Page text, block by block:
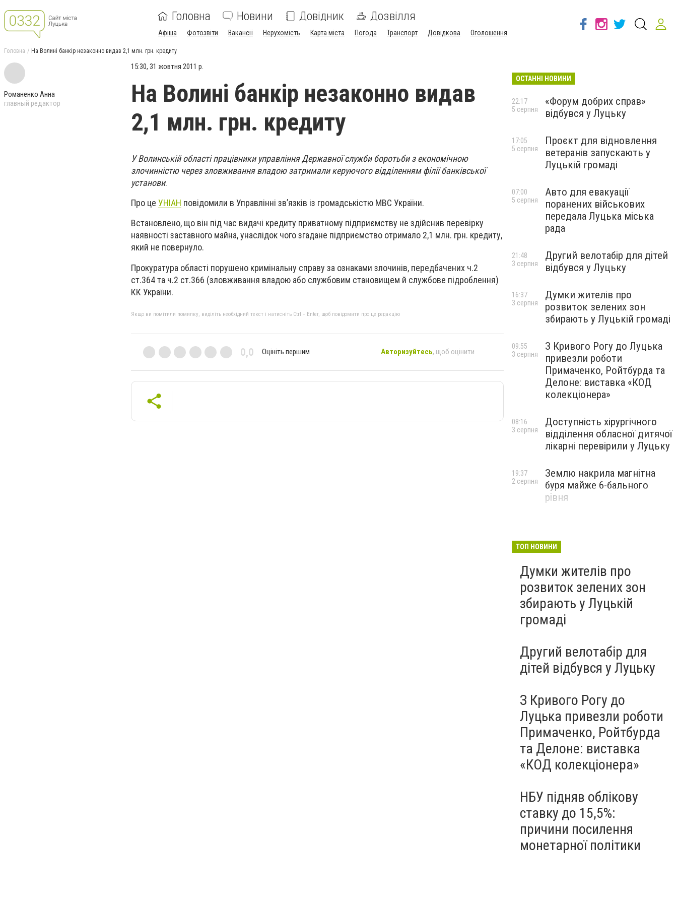
Головна Новини Довідник Дозвілля
Афіша Фотозвіти Вакансії Нерухомість Карта міста Погода Транспорт Довідкова Оголошення
Головна На Волині банкір незаконно видав 2,1 млн. грн. кредиту
Романенко Анна
главный редактор
15:30, 31 жовтня 2011 р.
На Волині банкір незаконно видав
2,1 млн. грн. кредиту
У Волинській області працівники управління Державної служби боротьби з економічною
злочинністю через зловживання владою затримали керуючого відділенням філії банківської
установи.
Про це УНІАН повідомили в Управлінні зв’язків із громадськістю МВС України.
Встановлено, що він під час видачі кредиту приватному підприємству не здійснив перевірку
наявності заставного майна, унаслідок чого згадане підприємство отримало 2,1 млн. грн. кредиту,
який не повернуло.
Прокуратура області порушено кримінальну справу за ознаками злочинів, передбачених ч.2
ст.364 та ч.2 ст.366 (зловживання владою або службовим становищем й службове підроблення)
КК України.
Якщо ви помітили помилку, виділіть необхідний текст і натисніть Ctrl + Enter, щоб повідомити про це редакцію
0,0 Оцініть першим Авторизуйтесь, щоб оцінити
ОСТАННІ НОВИНИ
«Форум добрих справ»
відбувся у Луцьку
22:17
5 серпня
Проєкт для відновлення
ветеранів запускають у
Луцькій громаді
17:05
5 серпня
Авто для евакуації
поранених військових
передала Луцька міська
рада
07:00
5 серпня
Другий велотабір для дітей
відбувся у Луцьку
21:48
3 серпня
Думки жителів про
розвиток зелених зон
збирають у Луцькій громаді
16:37
3 серпня
З Кривого Рогу до Луцька
привезли роботи
Примаченко, Ройтбурда та
Делоне: виставка «КОД
колекціонера»
09:55
3 серпня
Доступність хірургічного
відділення обласної дитячої
лікарні перевірили у Луцьку
08:16
3 серпня
Землю накрила магнітна
буря майже 6-бального
рівня
19:37
2 серпня
ТОП НОВИНИ
Думки жителів про
розвиток зелених зон
збирають у Луцькій
громаді
Другий велотабір для
дітей відбувся у Луцьку
З Кривого Рогу до
Луцька привезли роботи
Примаченко, Ройтбурда
та Делоне: виставка
«КОД колекціонера»
НБУ підняв облікову
ставку до 15,5%:
причини посилення
монетарної політики